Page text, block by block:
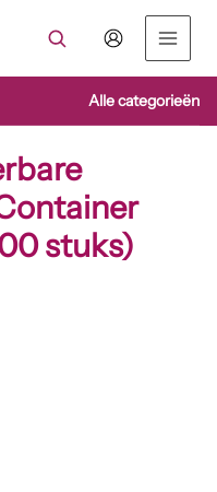
Alle categorieën
stuks)